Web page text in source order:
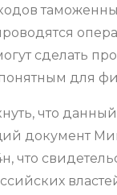
сделать
для
что
документ
что